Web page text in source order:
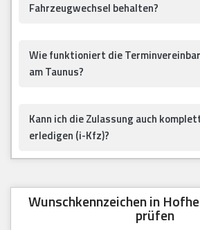
Fahrzeugwechsel behalten?
Wie funktioniert die
am Taunus?
Kann ich die Zulassung auch
erledigen (i-Kfz)?
Wunschkennzeichen in
prüfen